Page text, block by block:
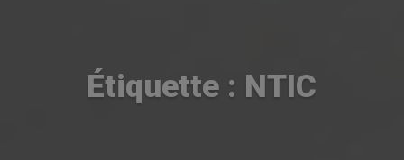
Étiquette : NTIC